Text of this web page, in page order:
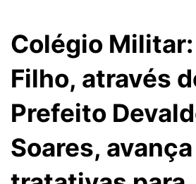
Colégio
Filho, através
Prefeito
Soares,